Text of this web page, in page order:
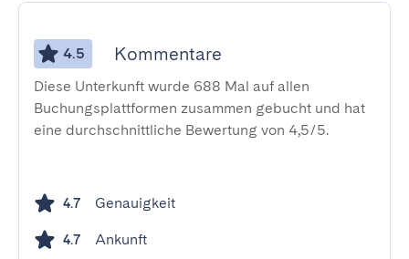
4.5 Kommentare
Diese Unterkunft wurde 688 Mal auf allen
Buchungsplattformen zusammen gebucht und hat
eine durchschnittliche Bewertung von 4,5/5.
4.7 Genauigkeit
4.7 Ankunft